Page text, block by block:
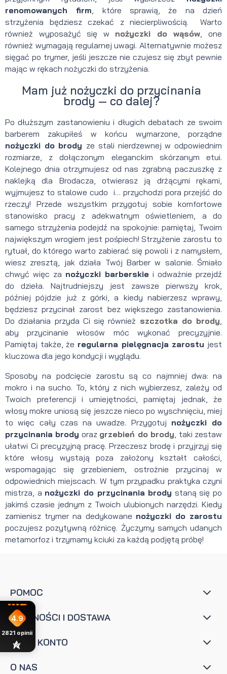
renomowanych firm, które sprawią, że na dzień
strzyżenia będziesz czekać z niecierpliwością. Warto
również wyposażyć się w nożyczki do wąsów, one
również wymagają regularnej uwagi. Alternatywnie możesz
sięgać po trymer, jeśli jeszcze nie czujesz się zbyt pewnie
mając w rękach nożyczki do strzyżenia.
Mam już nożyczki do przycinania
brody — co dalej?
Po dłuższym zastanowieniu i długich debatach ze swoim
barberem zakupiłeś w końcu wymarzone, porządne
nożyczki do brody ze stali nierdzewnej w odpowiednim
rozmiarze, z dołączonym eleganckim skórzanym etui.
Kolejnego dnia otrzymujesz od nas zgrabną paczuszkę z
naklejką dla Brodacza, otwierasz ją drżącymi rękami,
wyjmujesz to stalowe cudo i… przychodzi pora przejść do
rzeczy! Przede wszystkim przygotuj sobie komfortowe
stanowisko pracy z adekwatnym oświetleniem, a do
samego strzyżenia podejdź na spokojnie: pamiętaj, Twoim
największym wrogiem jest pośpiech! Strzyżenie zarostu to
rytuał, do którego warto zabierać się powoli i z namysłem,
wiesz zresztą, jak działa Twój Barber w salonie. Śmiało
chwyć więc za nożyczki barberskie i odważnie przejdź
do dzieła. Najtrudniejszy jest zawsze pierwszy krok,
później pójdzie już z górki, a kiedy nabierzesz wprawy,
będziesz przycinał zarost bez większego zastanowienia.
Do działania przyda Ci się również szczotka do brody,
aby przycinanie włosów móc wykonać precyzyjnie.
Pamiętaj także, że regularna pielęgnacja zarostu jest
kluczowa dla jego kondycji i wyglądu.
Sposoby na podcięcie zarostu są co najmniej dwa: na
mokro i na sucho. To, który z nich wybierzesz, zależy od
Twoich preferencji i umiejętności, pamiętaj jednak, że
włosy mokre uniosą się jeszcze nieco po wyschnięciu, miej
to więc cały czas na uwadze. Przygotuj nożyczki do
przycinania brody oraz grzebień do brody, taki zestaw
ułatwi Ci precyzyjną pracę. Przeczesz brodę i przyjrzyj się
które włosy wystają poza założony kształt całości,
wspomagając się grzebieniem, ostrożnie przycinaj w
odpowiednich miejscach. W tym przypadku praktyka czyni
mistrza, a nożyczki do przycinania brody staną się po
jakimś czasie jednym z Twoich ulubionych narzędzi. Kiedy
zamienisz trymer na dedykowane nożyczki do zarostu
poczujesz pozytywną różnicę. Życzymy samych udanych
metamorfoz i trzymamy kciuki za każdą podjętą próbę!
POMOC
PŁATNOŚCI I DOSTAWA
MOJE KONTO
O NAS
4.9
2821 opinii